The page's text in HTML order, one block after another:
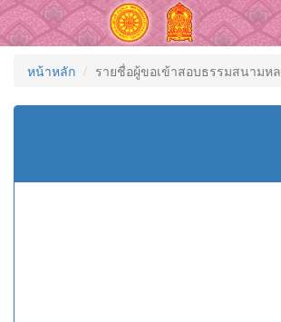
หน้าหลัก รายชื่อผู้ขอเข้าสอบธรรมสนามห